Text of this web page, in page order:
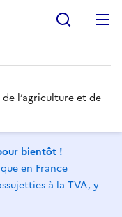
l’agriculture et de
bientôt !
en France
à la TVA, y